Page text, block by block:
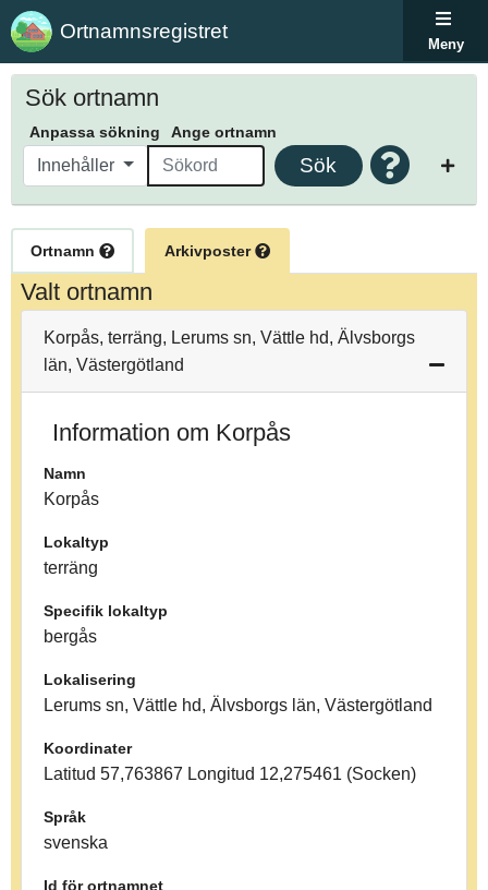
Ortnamnsregistret
Meny
Sök ortnamn
Anpassa sökning Ange ortnamn
Innehåller Sök
Ortnamn Arkivposter
Valt ortnamn
Korpås, terräng, Lerums sn, Vättle hd, Älvsborgs
län, Västergötland
Information om Korpås
Namn
Korpås
Lokaltyp
terräng
Specifik lokaltyp
bergås
Lokalisering
Lerums sn, Vättle hd, Älvsborgs län, Västergötland
Koordinater
Latitud 57,763867 Longitud 12,275461 (Socken)
Språk
svenska
Id för ortnamnet